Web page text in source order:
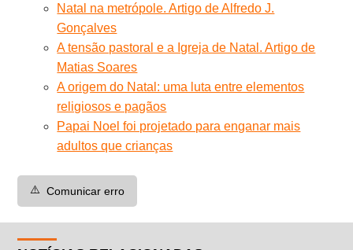
Natal na metrópole. Artigo de Alfredo J.
Gonçalves
A tensão pastoral e a Igreja de Natal. Artigo de
Matias Soares
A origem do Natal: uma luta entre elementos
religiosos e pagãos
Papai Noel foi projetado para enganar mais
adultos que crianças
⚠️ Comunicar erro